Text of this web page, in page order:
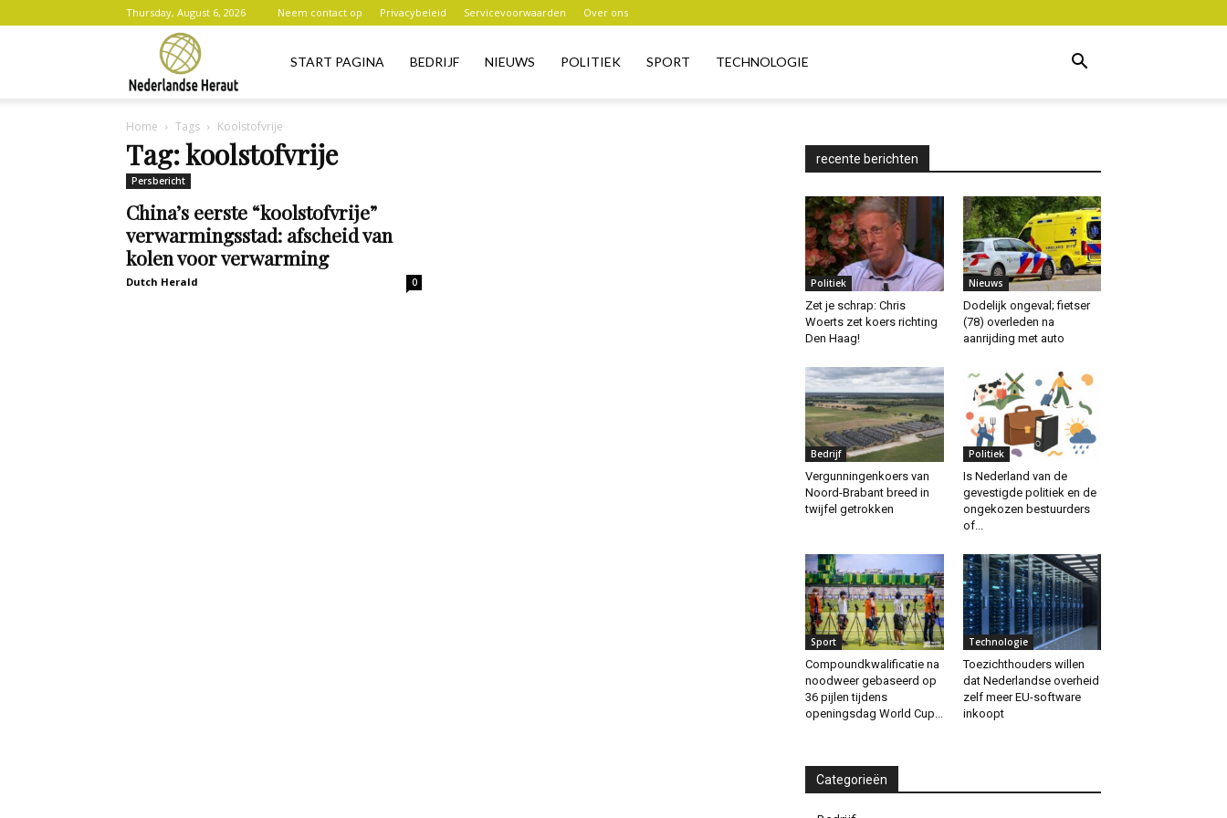
Thursday, August 6, 2026 Neem contact op Privacybeleid Servicevoorwaarden Over ons
Nederlandse
Heraut
START PAGINA BEDRIJF NIEUWS POLITIEK SPORT TECHNOLOGIE
Home Tags Koolstofvrije
Tag: koolstofvrije
Persbericht
China’s eerste “koolstofvrije”
verwarmingsstad: afscheid van
kolen voor verwarming
Dutch Herald 0
recente berichten
Politiek
Zet je schrap: Chris
Woerts zet koers richting
Den Haag!
Nieuws
Dodelijk ongeval; fietser
(78) overleden na
aanrijding met auto
Bedrijf
Vergunningenkoers van
Noord-Brabant breed in
twijfel getrokken
Politiek
Is Nederland van de
gevestigde politiek en de
ongekozen bestuurders
of...
Sport
Compoundkwalificatie na
noodweer gebaseerd op
36 pijlen tijdens
openingsdag World Cup...
Technologie
Toezichthouders willen
dat Nederlandse overheid
zelf meer EU-software
inkoopt
Categorieën